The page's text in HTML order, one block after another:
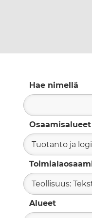
Hae nimellä
Osaamisalueet
Tuotanto ja
Teollisuus:
Alueet